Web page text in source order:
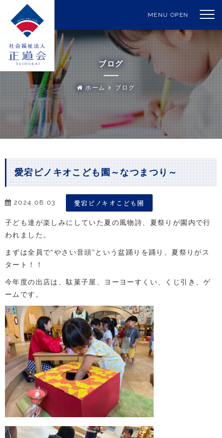
MENU OPEN
ブログ
ホーム ブログ
愛宕ピノキオこども園～なつまつり～
2024.08.03 愛宕ピノキオこども園
子ども達が楽しみにしていた夏の風物詩、夏祭りが園内で行
われました。
まずは全員で“やさい音頭”という盆踊りを踊り、夏祭りがス
タート！！
今年度の出店は、駄菓子屋、ヨーヨーすくい、くじ引き、ゲ
ームです。